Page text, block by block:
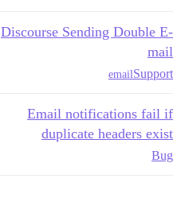
Discourse Sending Double E-
mail
Support
email
Email notifications fail if
duplicate headers exist
Bug